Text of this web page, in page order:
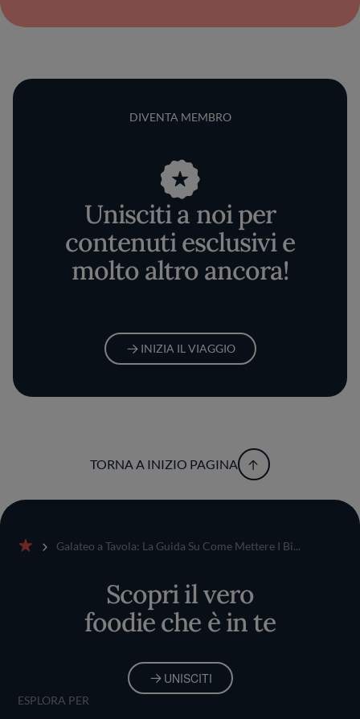
DIVENTA MEMBRO
Unisciti a noi per
contenuti esclusivi e
molto altro ancora!
INIZIA IL VIAGGIO
TORNA A INIZIO PAGINA
Galateo a Tavola: La Guida Su Come Mettere I Bi...
Scopri il vero
foodie che è in te
UNISCITI
ESPLORA PER